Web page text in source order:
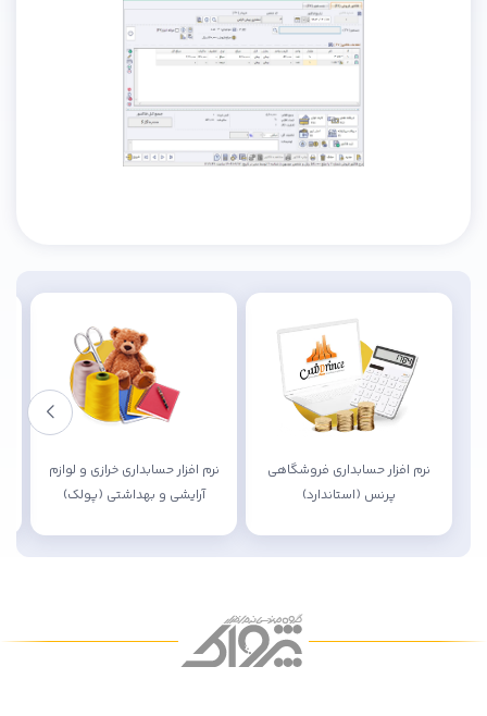
نرم افزار حسابداری فروشگاهی
پرنس (استاندارد)
نرم افزار حسابداری خرازی و لوازم
آرایشی و بهداشتی (پولک)